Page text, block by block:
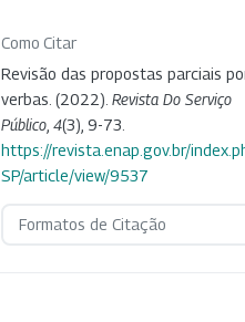
Como Citar
Revisão das propostas parciais
verbas. (2022). Revista Do Serviço
Público 4(3), 9-73.
https://revista.enap.gov.br/
SP/article/view/9537
Formatos de Citação